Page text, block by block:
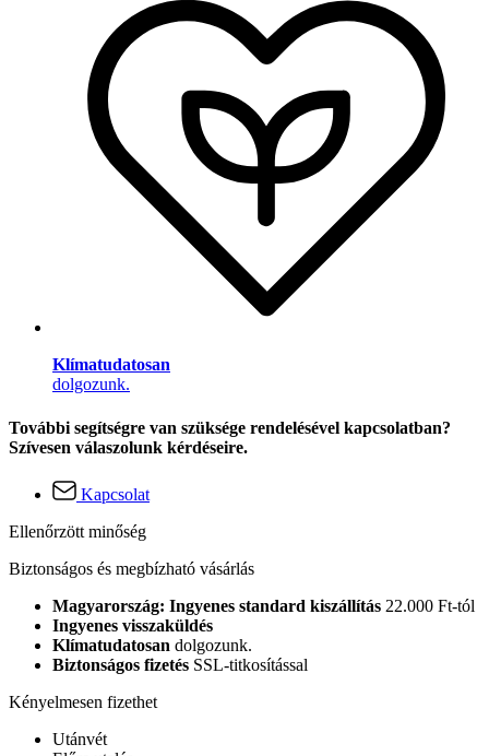
Klímatudatosan
dolgozunk.
További segítségre van szüksége rendelésével kapcsolatban?
Szívesen válaszolunk kérdéseire.
Kapcsolat
Ellenőrzött minőség
Biztonságos és megbízható vásárlás
Magyarország: Ingyenes standard kiszállítás 22.000 Ft-tól
Ingyenes visszaküldés
Klímatudatosan dolgozunk.
Biztonságos fizetés SSL-titkosítással
Kényelmesen fizethet
Utánvét